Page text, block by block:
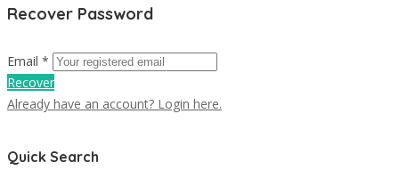
Recover Password
Email *
Recover
Already have an account? Login here.
Quick Search